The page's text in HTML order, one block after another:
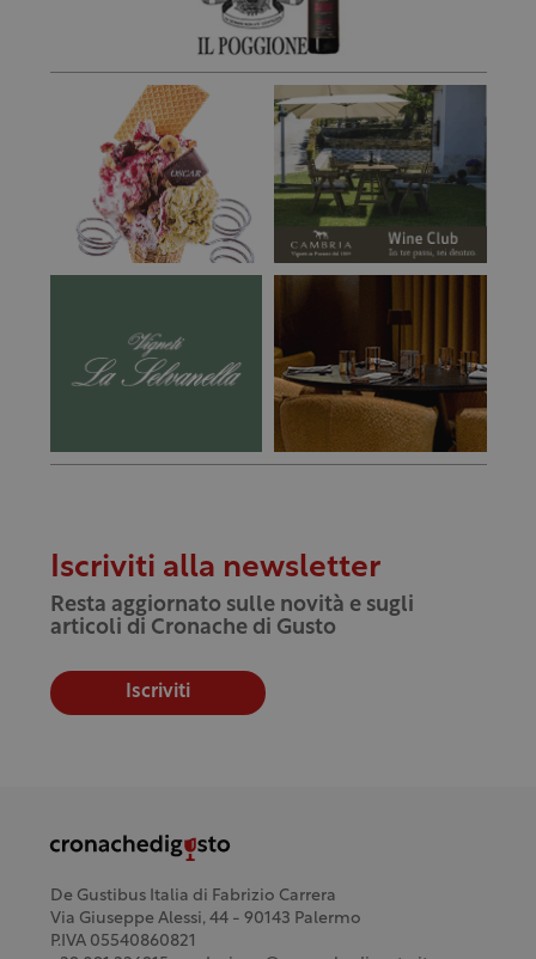
Iscriviti alla newsletter
Resta aggiornato sulle novità e sugli
articoli di Cronache di Gusto
Iscriviti
De Gustibus Italia di Fabrizio Carrera
Via Giuseppe Alessi, 44 - 90143 Palermo
P.IVA 05540860821